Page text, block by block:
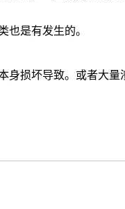
是有发生的。
损坏导致。或者大量